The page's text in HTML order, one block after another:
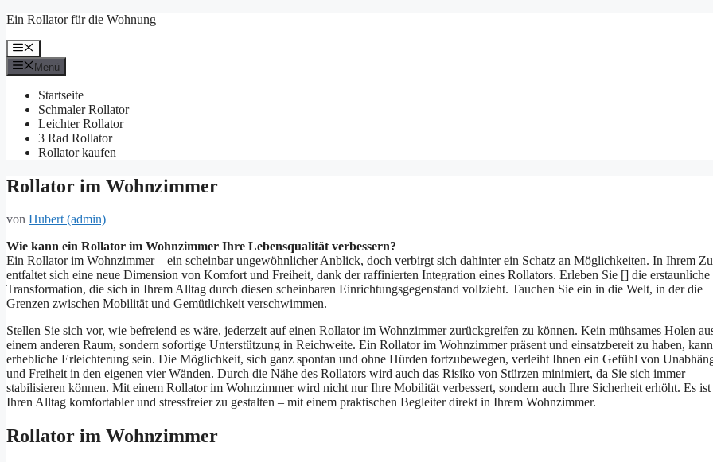
Zum
springen
Ein Rollator für die Wohnung
Menü
Menü
Startseite
Schmaler Rollator
Leichter Rollator
3 Rad Rollator
Rollator kaufen
Rollator im Wohnzimmer
von Hubert (admin)
Wie kann ein Rollator im Wohnzimmer Ihre Lebensqualität verbessern?
Ein Rollator im Wohnzimmer – ein scheinbar ungewöhnlicher Anblick, doch verbirgt sich dahinter ein Schatz an Möglichkeiten. In Ihrem
entfaltet sich eine neue Dimension von Komfort und Freiheit, dank der raffinierten Integration eines Rollators. Erleben Sie [] die erstaunliche
Transformation, die sich in Ihrem Alltag durch diesen scheinbaren Einrichtungsgegenstand vollzieht. Tauchen Sie ein in die Welt, in der die
Grenzen zwischen Mobilität und Gemütlichkeit verschwimmen.
Stellen Sie sich vor, wie befreiend es wäre, jederzeit auf einen Rollator im Wohnzimmer zurückgreifen zu können. Kein mühsames Holen
einem anderen Raum, sondern sofortige Unterstützung in Reichweite. Ein Rollator im Wohnzimmer präsent und einsatzbereit zu haben,
erhebliche Erleichterung sein. Die Möglichkeit, sich ganz spontan und ohne Hürden fortzubewegen, verleiht Ihnen ein Gefühl von
und Freiheit in den eigenen vier Wänden. Durch die Nähe des Rollators wird auch das Risiko von Stürzen minimiert, da Sie sich immer
stabilisieren können. Mit einem Rollator im Wohnzimmer wird nicht nur Ihre Mobilität verbessert, sondern auch Ihre Sicherheit erhöht. Es
Ihren Alltag komfortabler und stressfreier zu gestalten – mit einem praktischen Begleiter direkt in Ihrem Wohnzimmer.
Rollator im Wohnzimmer